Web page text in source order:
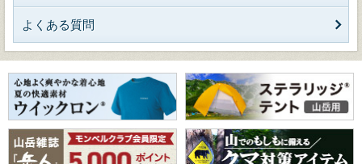
よくある質問